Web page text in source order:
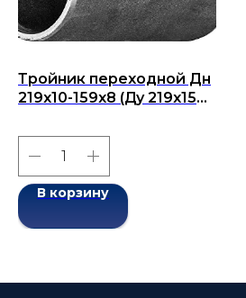
Тройник переходной Дн
219x10-159x8 (Ду 219x159)
2001
В корзину